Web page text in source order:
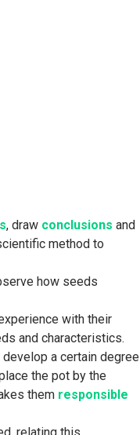
, draw conclusions and
method to
how seeds
with their
and characteristics.
a certain degree
the pot by the
them responsible